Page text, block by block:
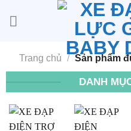
Trang chủ / Sản phẩm
DANH